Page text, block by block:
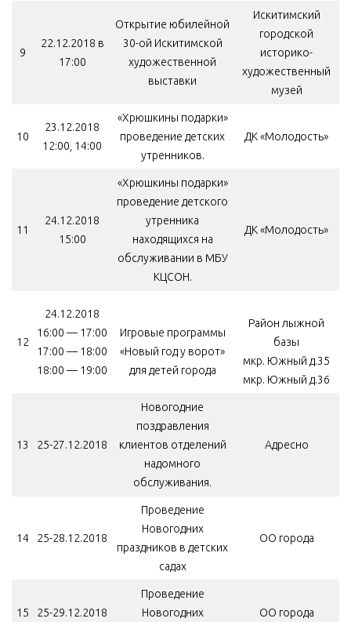
9
22.12.2018 в
17:00
Открытие юбилейной
30-ой Искитимской
художественной
выставки
Искитимский
городской
историко-
художественный
музей
10
23.12.2018
12:00, 14:00
«Хрюшкины подарки»
проведение детских
утренников.
ДК «Молодость»
11
24.12.2018
15:00
«Хрюшкины подарки»
проведение детского
утренника
находящихся на
обслуживании в МБУ
КЦСОН.
ДК «Молодость»
12
24.12.2018
16:00 — 17:00
17:00 — 18:00
18:00 — 19:00
Игровые программы
«Новый год у ворот»
для детей города
Район лыжной
базы
мкр. Южный д.35
мкр. Южный д.36
13 25-27.12.2018
Новогодние
поздравления
клиентов отделений
надомного
обслуживания.
Адресно
14 25-28.12.2018
Проведение
Новогодних
праздников в детских
садах
ОО города
15 25-29.12.2018
Проведение
Новогодних
ОО города